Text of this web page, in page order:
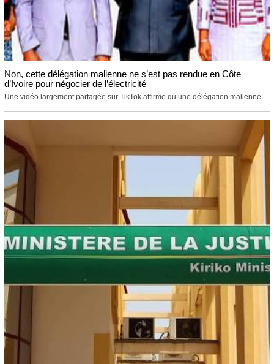
Non, cette délégation malienne ne s’est pas rendue en Côte
d’Ivoire pour négocier de l’électricité
Une vidéo largement partagée sur TikTok affirme qu’une délégation malienne